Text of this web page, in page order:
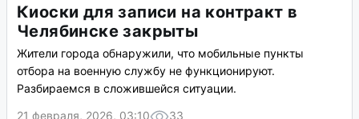
Киоски для записи на контракт в
Челябинске закрыты
Жители города обнаружили, что мобильные пункты
отбора на военную службу не функционируют.
Разбираемся в сложившейся ситуации.
21 февраля, 2026, 03:10
33